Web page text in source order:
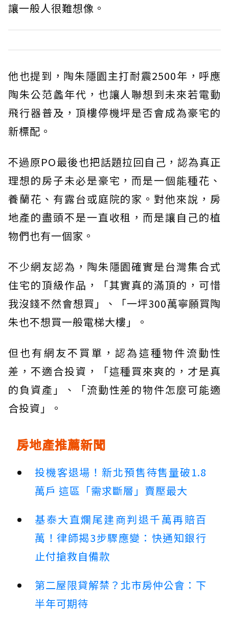
讓一般人很難想像。
他也提到，陶朱隱園主打耐震2500年，呼應
陶朱公范蠡年代，也讓人聯想到未來若電動
飛行器普及，頂樓停機坪是否會成為豪宅的
新標配。
不過原PO最後也把話題拉回自己，認為真正
理想的房子未必是豪宅，而是一個能種花、
養蘭花、有露台或庭院的家。對他來說，房
地產的盡頭不是一直收租，而是讓自己的植
物們也有一個家。
不少網友認為，陶朱隱園確實是台灣集合式
住宅的頂級作品，「其實真的滿頂的，可惜
我沒錢不然會想買」、「一坪300萬寧願買陶
朱也不想買一般電梯大樓」。
但也有網友不買單，認為這種物件流動性
差，不適合投資，「這種買來爽的，才是真
的負資產」、「流動性差的物件怎麼可能適
合投資」。
房地產推薦新聞
投機客退場！新北預售待售量破1.8
萬戶 這區「需求斷層」賣壓最大
基泰大直爛尾建商判退千萬再賠百
萬！律師揭3步驟應變：快通知銀行
止付搶救自備款
第二屋限貸解禁？北市房仲公會：下
半年可期待